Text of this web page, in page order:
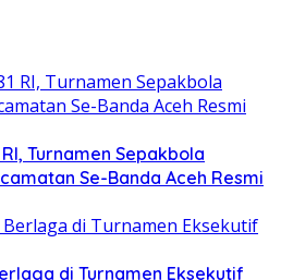
Turnamen Sepakbola
Se-Banda Aceh Resmi
di Turnamen Eksekutif